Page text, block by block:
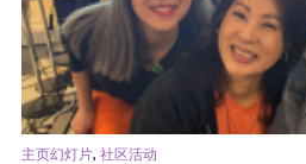
主页幻灯片, 社区活动